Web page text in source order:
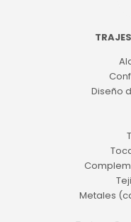
Diseño
Metales